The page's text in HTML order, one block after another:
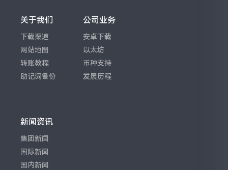
关于我们
下载渠道
网站地图
转账教程
助记词备份
公司业务
安卓下载
以太坊
币种支持
发展历程
新闻资讯
集团新闻
国际新闻
国内新闻